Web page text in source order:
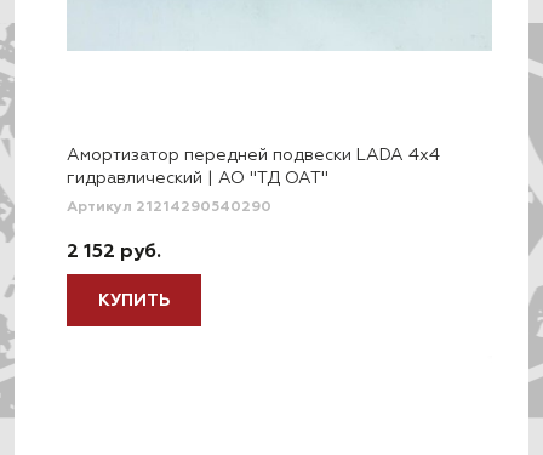
Амортизатор передней подвески LADA 4x4
гидравлический | АО "ТД ОАТ"
Артикул 21214290540290
2 152 руб.
КУПИТЬ